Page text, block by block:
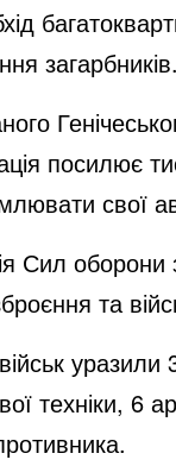
загарбників.
посилює
свої
Сил
та
техніки, 6